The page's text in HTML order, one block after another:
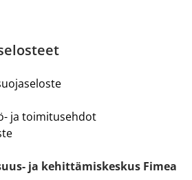
ja toimitusehdot
ja kehittämiskeskus Fimea